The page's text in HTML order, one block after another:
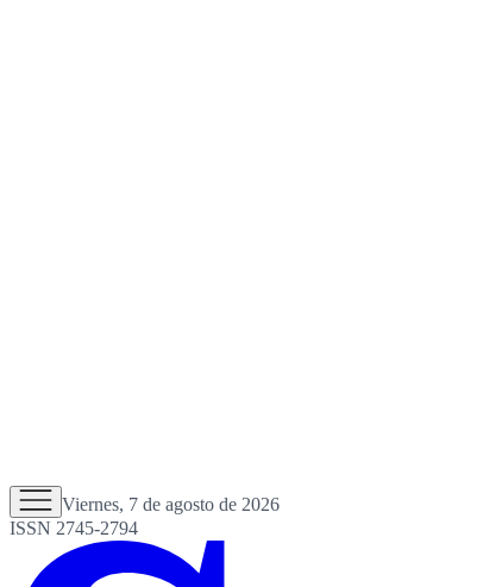
Viernes, 7 de agosto de 2026
ISSN 2745-2794